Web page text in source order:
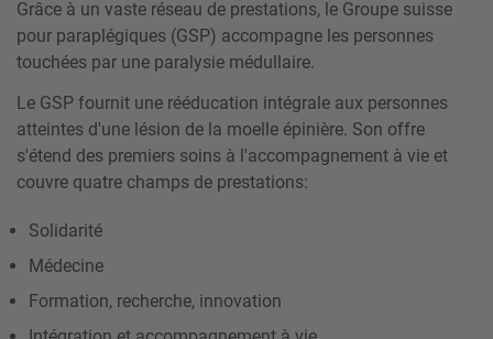
Grâce à un vaste réseau de prestations, le Groupe suisse
pour paraplégiques (GSP) accompagne les personnes
touchées par une paralysie médullaire.
Le GSP fournit une rééducation intégrale aux personnes
atteintes d'une lésion de la moelle épinière. Son offre
s'étend des premiers soins à l'accompagnement à vie et
couvre quatre champs de prestations:
Solidarité
Médecine
Formation, recherche, innovation